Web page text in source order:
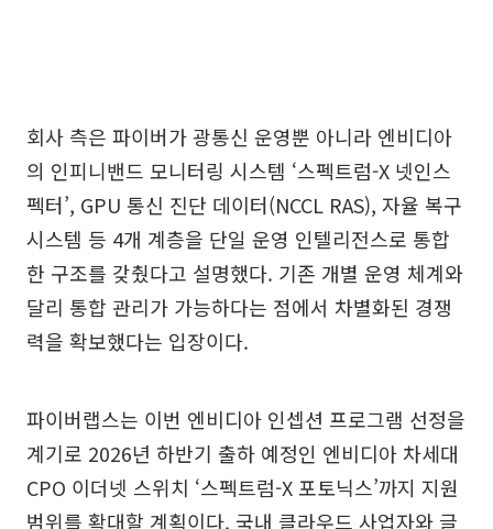
회사 측은 파이버가 광통신 운영뿐 아니라 엔비디아
의 인피니밴드 모니터링 시스템 ‘스펙트럼-X 넷인스
펙터’, GPU 통신 진단 데이터(NCCL RAS), 자율 복구
시스템 등 4개 계층을 단일 운영 인텔리전스로 통합
한 구조를 갖췄다고 설명했다. 기존 개별 운영 체계와
달리 통합 관리가 가능하다는 점에서 차별화된 경쟁
력을 확보했다는 입장이다.
파이버랩스는 이번 엔비디아 인셉션 프로그램 선정을
계기로 2026년 하반기 출하 예정인 엔비디아 차세대
CPO 이더넷 스위치 ‘스펙트럼-X 포토닉스’까지 지원
범위를 확대할 계획이다. 국내 클라우드 사업자와 글